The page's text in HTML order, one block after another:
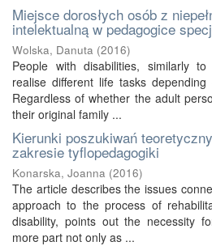
Miejsce dorosłych osób z
intelektualną w pedagogice
Wolska, Danuta (2016)
People with disabilities, similarly
realise different life tasks
Regardless of whether the adult
their original family ...
Kierunki poszukiwań
zakresie tyflopedagogiki
Konarska, Joanna (2016)
The article describes the issues
approach to the process of
disability, points out the necessity
more part not only as ...